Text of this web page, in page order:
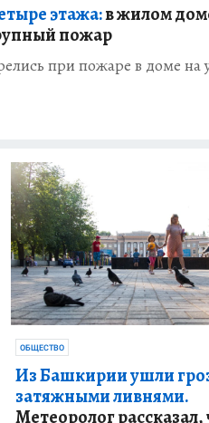
этажа:в жилом
пожар
при пожаре в доме на
ОБЩЕСТВО
Из Башкирии ушли
затяжными ливнями.
Метеоролог рассказал,